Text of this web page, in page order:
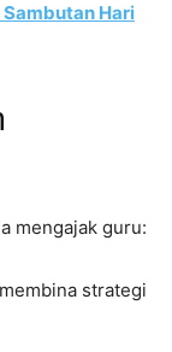
Hari
mengajak guru:
strategi